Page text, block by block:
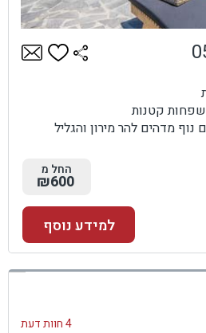
קטנות
מדהים להר מירון והגליל
החל מ
₪600
למידע נוסף
4 חוות דעת